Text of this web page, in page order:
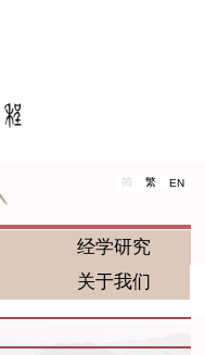
简 繁 EN
经学研究
关于我们